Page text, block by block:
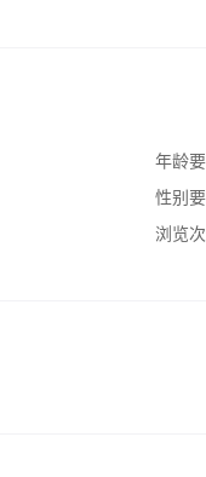
年龄要
性别要
浏览次